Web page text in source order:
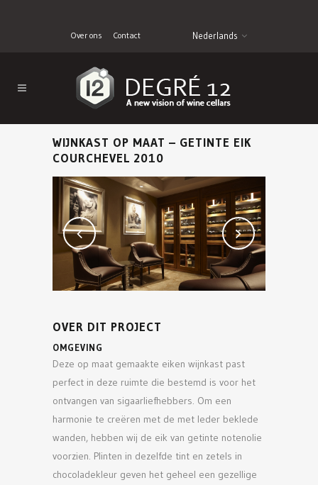
Over ons Contact Nederlands
WIJNKAST OP MAAT – GETINTE EIK
COURCHEVEL 2010
OVER DIT PROJECT
OMGEVING
Deze op maat gemaakte eiken wijnkast past
perfect in deze ruimte die bestemd is voor het
ontvangen van sigaarliefhebbers. Om een
harmonie te creëren met de met leder beklede
wanden, hebben wij de eik van getinte notenolie
voorzien. Plinten in dezelfde tint en zetels in
chocoladekleur geven het geheel een gezellige